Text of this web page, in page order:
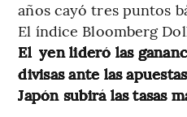
años cayó tres puntos
El índice Bloomberg
El yen lideró las
divisas ante las
Japón subirá las tasas